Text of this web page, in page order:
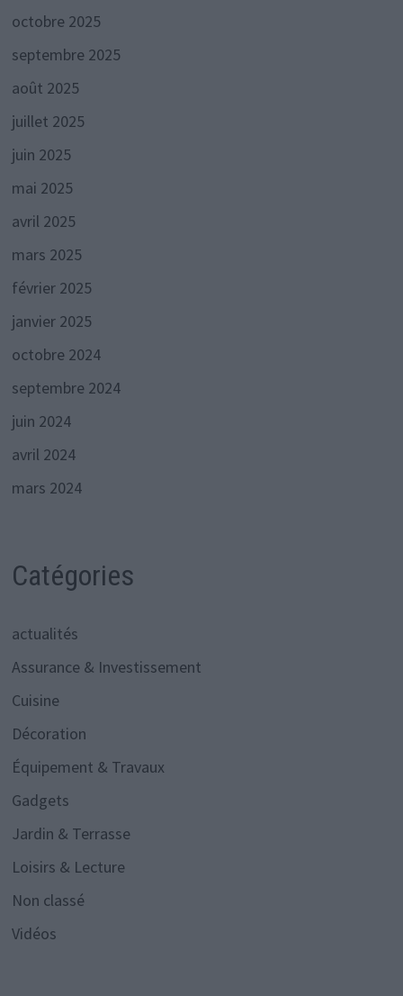
octobre 2025
septembre 2025
août 2025
juillet 2025
juin 2025
mai 2025
avril 2025
mars 2025
février 2025
janvier 2025
octobre 2024
septembre 2024
juin 2024
avril 2024
mars 2024
Catégories
actualités
Assurance & Investissement
Cuisine
Décoration
Équipement & Travaux
Gadgets
Jardin & Terrasse
Loisirs & Lecture
Non classé
Vidéos